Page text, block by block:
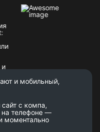
и мобильный,
с компа,
телефоне —
моментально